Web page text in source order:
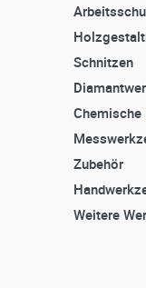
Schnitzen
Zubehör
Weitere